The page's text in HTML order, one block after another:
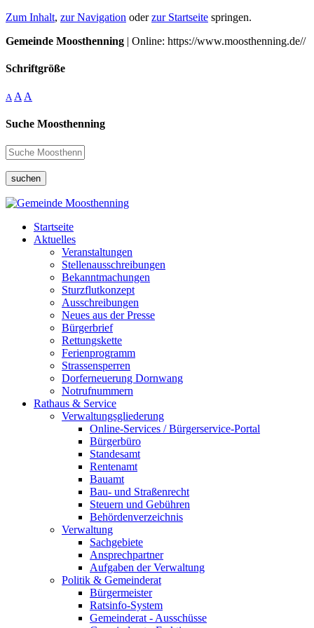
Zum Inhalt, zur Navigation oderzur Startseite springen.
Gemeinde Moosthenning | Online: https://www.moosthenning.de//
Schriftgröße
A A A
Suche Moosthenning
suchen
Startseite
Aktuelles
Veranstaltungen
Stellenausschreibungen
Bekanntmachungen
Sturzflutkonzept
Ausschreibungen
Neues aus der Presse
Bürgerbrief
Rettungskette
Ferienprogramm
Strassensperren
Dorferneuerung Dornwang
Notrufnummern
Rathaus & Service
Verwaltungsgliederung
Online-Services / Bürgerservice-Portal
Bürgerbüro
Standesamt
Rentenamt
Bauamt
Bau- und Straßenrecht
Steuern und Gebühren
Behördenverzeichnis
Verwaltung
Sachgebiete
Ansprechpartner
Aufgaben der Verwaltung
Politik & Gemeinderat
Bürgermeister
Ratsinfo-System
Gemeinderat - Ausschüsse